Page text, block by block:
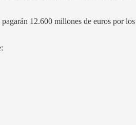
12.600 millones de euros por